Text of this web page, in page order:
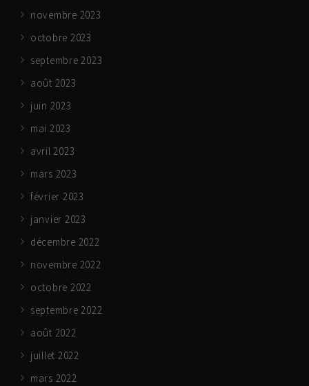
novembre 2023
octobre 2023
septembre 2023
août 2023
juin 2023
mai 2023
avril 2023
mars 2023
février 2023
janvier 2023
décembre 2022
novembre 2022
octobre 2022
septembre 2022
août 2022
juillet 2022
mars 2022